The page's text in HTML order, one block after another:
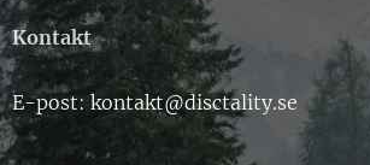
Kontakt
E-post: kontakt@disctality.se